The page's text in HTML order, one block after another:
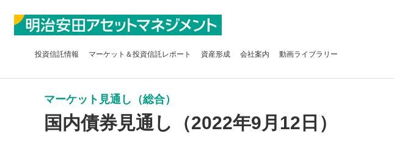
投資信託情報 マーケット＆投資信託レポート 資産形成 会社案内 動画ライブラリー
マーケット見通し（総合）
国内債券見通し（2022年9月12日）